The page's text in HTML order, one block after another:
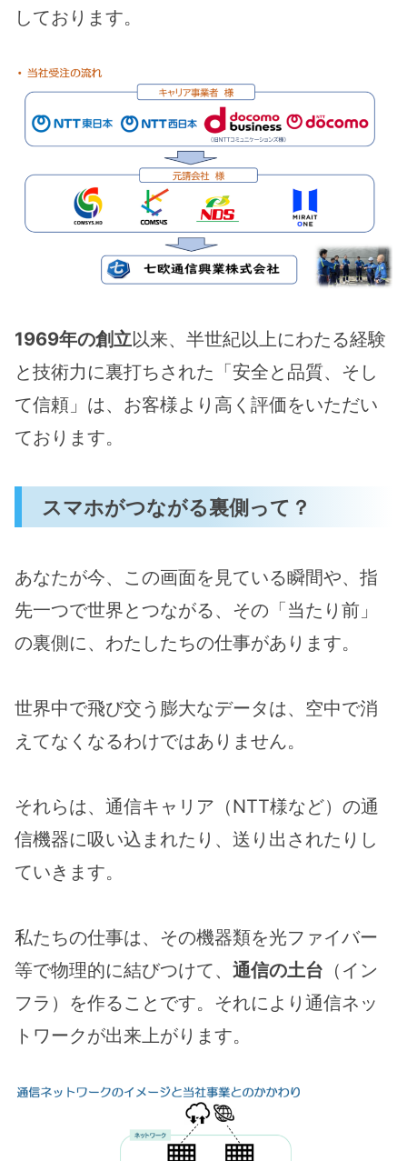
しております。
1969年の創立以来、半世紀以上にわたる経験
と技術力に裏打ちされた「安全と品質、そし
て信頼」は、お客様より高く評価をいただい
ております。
スマホがつながる裏側って？
あなたが今、この画面を見ている瞬間や、指
先一つで世界とつながる、その「当たり前」
の裏側に、わたしたちの仕事があります。
世界中で飛び交う膨大なデータは、空中で消
えてなくなるわけではありません。
それらは、通信キャリア（NTT様など）の通
信機器に吸い込まれたり、送り出されたりし
ていきます。
私たちの仕事は、その機器類を光ファイバー
等で物理的に結びつけて、 通信の土台 （イン
フラ）を作ることです。それにより通信ネッ
トワークが出来上がります。